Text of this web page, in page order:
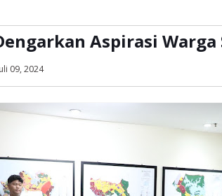
Aspirasi
09, 2024